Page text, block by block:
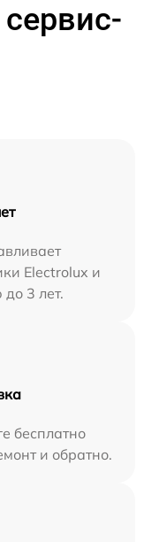
Electrolux и
3 лет.
бесплатно
и обратно.